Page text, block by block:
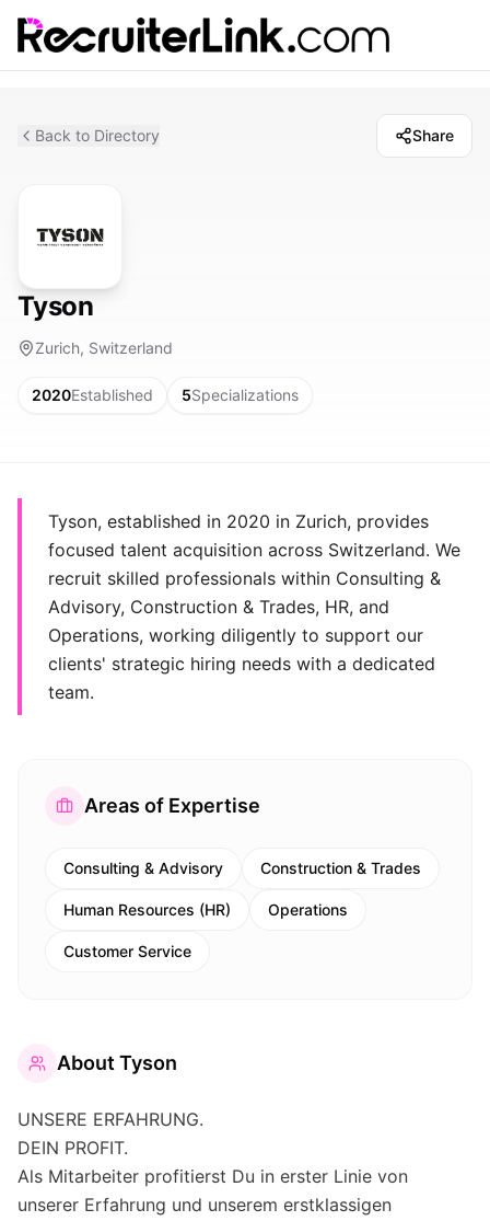
Back to Directory Share
Tyson
Zurich, Switzerland
2020Established 5Specializations
Tyson, established in 2020 in Zurich, provides
focused talent acquisition across Switzerland. We
recruit skilled professionals within Consulting &
Advisory, Construction & Trades, HR, and
Operations, working diligently to support our
clients' strategic hiring needs with a dedicated
team.
Areas of Expertise
Consulting & Advisory Construction & Trades
Human Resources (HR) Operations
Customer Service
About Tyson
UNSERE ERFAHRUNG.
DEIN PROFIT.
Als Mitarbeiter profitierst Du in erster Linie von
unserer Erfahrung und unserem erstklassigen